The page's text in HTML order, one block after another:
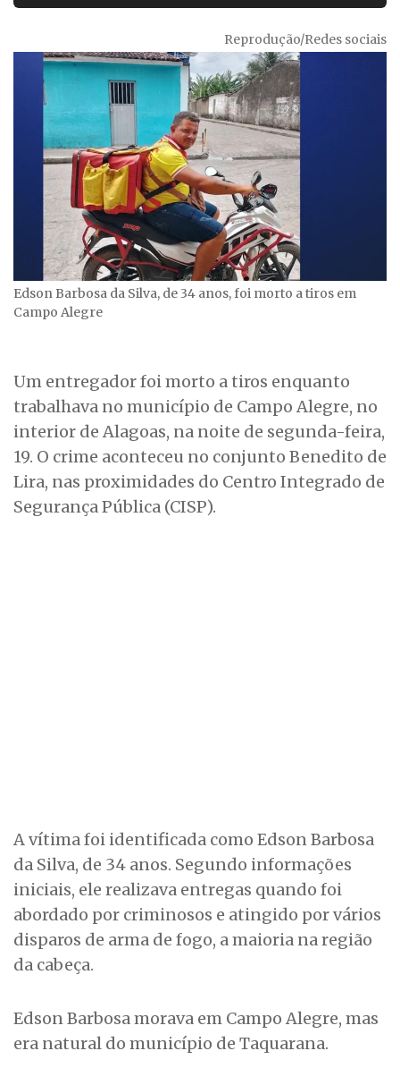
Reprodução/Redes sociais
Edson Barbosa da Silva, de 34 anos, foi morto a tiros em
Campo Alegre
Um entregador foi morto a tiros enquanto
trabalhava no município de Campo Alegre, no
interior de Alagoas, na noite de segunda-feira,
19. O crime aconteceu no conjunto Benedito de
Lira, nas proximidades do Centro Integrado de
Segurança Pública (CISP).
A vítima foi identificada como Edson Barbosa
da Silva, de 34 anos. Segundo informações
iniciais, ele realizava entregas quando foi
abordado por criminosos e atingido por vários
disparos de arma de fogo, a maioria na região
da cabeça.
Edson Barbosa morava em Campo Alegre, mas
era natural do município de Taquarana.